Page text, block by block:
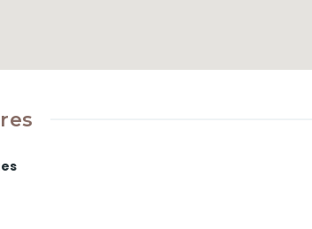
i en excel·lent estat de conservació.
amb llum natural tot el dia, tant a l’estiu com
de l’estació de FGC de Capellades i ben